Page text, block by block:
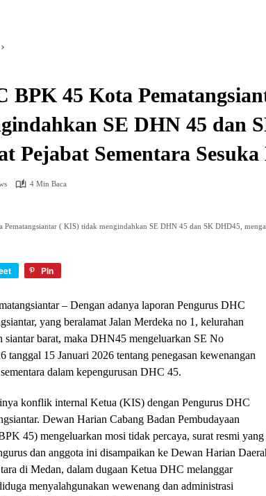
BPK 45 Kota
SE DHN 45 dan
Pejabat Sementara
4 Min Baca
( KIS) tidak mengindahkan SE DHN 45 dan SK DHD45,
Pin
– Dengan adanya laporan Pengurus DHC
yang beralamat Jalan Merdeka no 1, kelurahan
siantar barat, maka DHN45 mengeluarkan SE No
15 Januari 2026 tentang penegasan kewenangan
dalam kepengurusan DHC 45.
konflik internal Ketua (KIS) dengan Pengurus DHC
Dewan Harian Cabang Badan Pembudayaan
45) mengeluarkan mosi tidak percaya, surat resmi yang
dan anggota ini disampaikan ke Dewan Harian
di Medan, dalam dugaan Ketua DHC melanggar
menyalahgunakan wewenang dan administrasi